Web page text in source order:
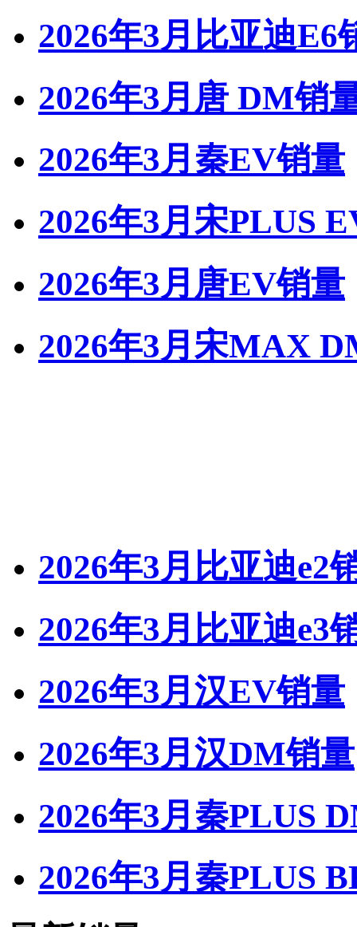
2026年3月比亚迪E6
2026年3月唐 DM销
2026年3月秦EV销量
2026年3月宋PLUS
2026年3月唐EV销量
2026年3月宋MAX
2026年3月比亚迪e2
2026年3月比亚迪e3
2026年3月汉EV销量
2026年3月汉DM销量
2026年3月秦PLUS
2026年3月秦PLUS